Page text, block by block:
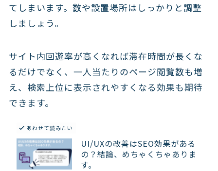
てしまいます。数や設置場所はしっかりと調整
しましょう。
サイト内回遊率が高くなれば滞在時間が長くな
るだけでなく、一人当たりのページ閲覧数も増
え、検索上位に表示されやすくなる効果も期待
できます。
あわせて読みたい
UI/UXの改善はSEO効果がある
の？結論、めちゃくちゃありま
す。